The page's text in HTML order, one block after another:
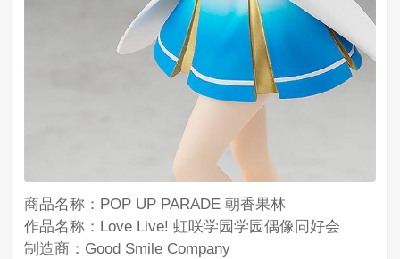
商品名称：POP UP PARADE 朝香果林
作品名称：Love Live! 虹咲学园学园偶像同好会
制造商：Good Smile Company